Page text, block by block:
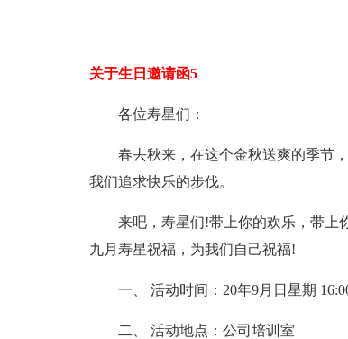
关于生日邀请函5
各位寿星们：
春去秋来，在这个金秋送爽的季节
我们追求快乐的步伐。
来吧，寿星们!带上你的欢乐，带上
九月寿星祝福，为我们自己祝福!
一、 活动时间：20年9月日星期
二、 活动地点：公司培训室